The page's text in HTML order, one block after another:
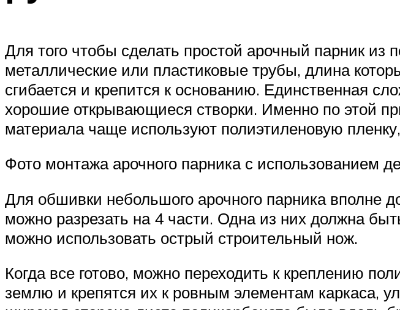
Для того чтобы сделать простой арочный парник из
металлические или пластиковые трубы, длина
сгибается и крепится к основанию. Единственная
хорошие открывающиеся створки. Именно по этой
материала чаще используют полиэтиленовую
Фото монтажа арочного парника с использованием
Для обшивки небольшого арочного парника вполне
можно разрезать на 4 части. Одна из них должна
можно использовать острый строительный нож.
Когда все готово, можно переходить к креплению
землю и крепятся их к ровным элементам каркаса,